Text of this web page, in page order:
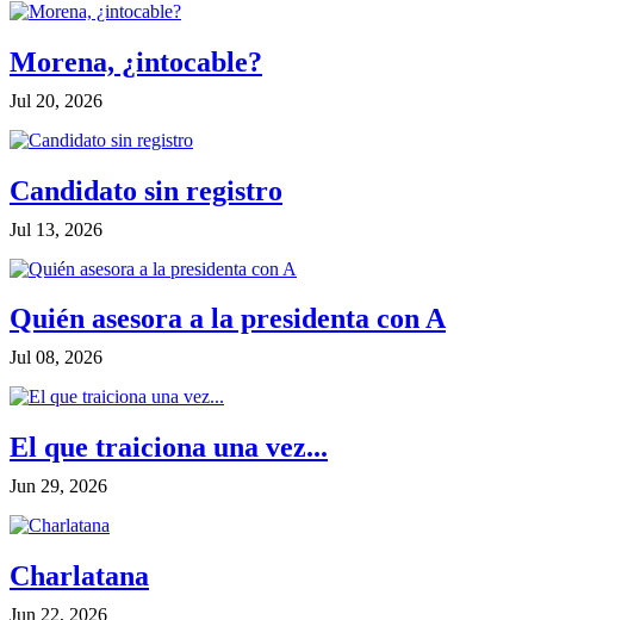
Morena, ¿intocable?
Jul 20, 2026
Candidato sin registro
Jul 13, 2026
Quién asesora a la presidenta con A
Jul 08, 2026
El que traiciona una vez...
Jun 29, 2026
Charlatana
Jun 22, 2026